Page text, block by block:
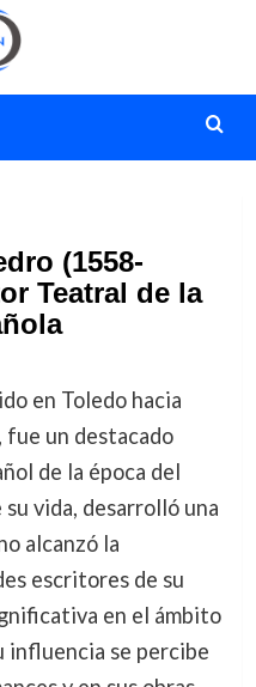
(1558-
Teatral de la
en Toledo hacia
un destacado
de la época del
vida, desarrolló una
alcanzó la
escritores de su
en el ámbito
influencia se percibe